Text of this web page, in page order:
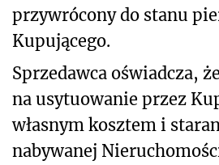
przywrócony do stanu
Kupującego.
Sprzedawca oświadcza,
na usytuowanie przez
własnym kosztem i
nabywanej